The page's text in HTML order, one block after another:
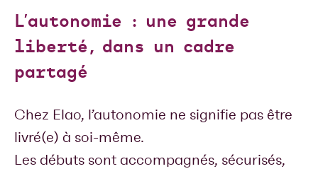
L’autonomie : une grande
liberté, dans un cadre
partagé
Chez Elao, l’autonomie ne signifie pas être
livré(e) à soi-même.
Les débuts sont accompagnés, sécurisés,